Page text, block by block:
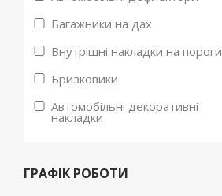
Багажники на дах
Внутрішні накладки на пороги
Бризковики
Автомобільні декоративні
накладки
ГРАФІК РОБОТИ